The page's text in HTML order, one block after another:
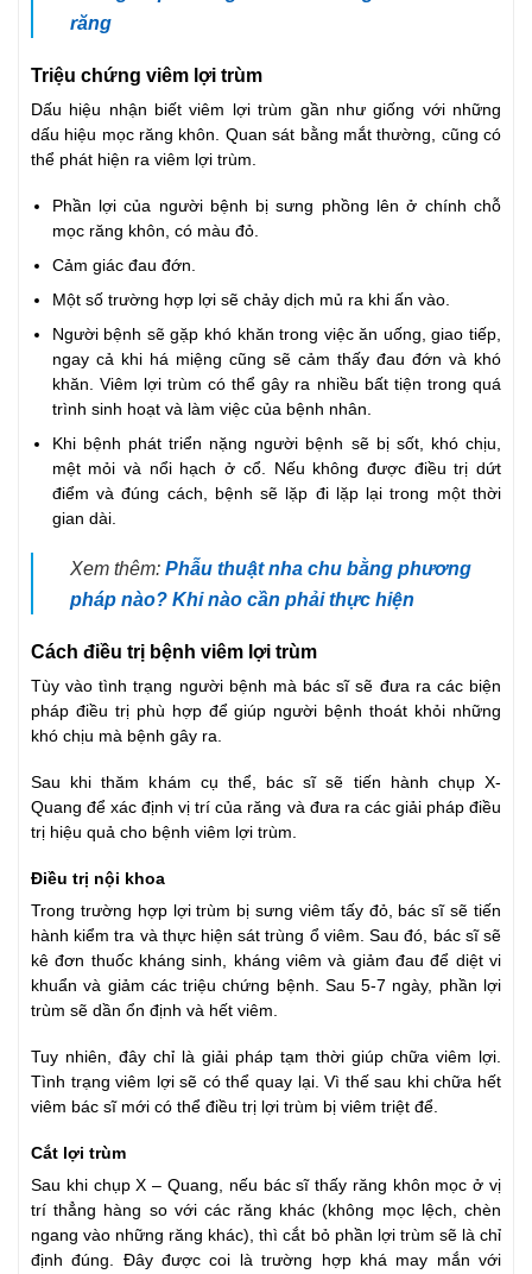
răng
Triệu chứng viêm lợi trùm
Dấu hiệu nhận biết viêm lợi trùm gần như giống với những
dấu hiệu mọc răng khôn. Quan sát bằng mắt thường, cũng có
thể phát hiện ra viêm lợi trùm.
Phần lợi của người bệnh bị sưng phồng lên ở chính chỗ
mọc răng khôn, có màu đỏ.
Cảm giác đau đớn.
Một số trường hợp lợi sẽ chảy dịch mủ ra khi ấn vào.
Người bệnh sẽ gặp khó khăn trong việc ăn uống, giao tiếp,
ngay cả khi há miệng cũng sẽ cảm thấy đau đớn và khó
khăn. Viêm lợi trùm có thể gây ra nhiều bất tiện trong quá
trình sinh hoạt và làm việc của bệnh nhân.
Khi bệnh phát triển nặng người bệnh sẽ bị sốt, khó chịu,
mệt mỏi và nổi hạch ở cổ. Nếu không được điều trị dứt
điểm và đúng cách, bệnh sẽ lặp đi lặp lại trong một thời
gian dài.
Xem thêm: Phẫu thuật nha chu bằng phương
pháp nào? Khi nào cần phải thực hiện
Cách điều trị bệnh viêm lợi trùm
Tùy vào tình trạng người bệnh mà bác sĩ sẽ đưa ra các biện
pháp điều trị phù hợp để giúp người bệnh thoát khỏi những
khó chịu mà bệnh gây ra.
Sau khi thăm khám cụ thể, bác sĩ sẽ tiến hành chụp X-
Quang để xác định vị trí của răng và đưa ra các giải pháp điều
trị hiệu quả cho bệnh viêm lợi trùm.
Điều trị nội khoa
Trong trường hợp lợi trùm bị sưng viêm tấy đỏ, bác sĩ sẽ tiến
hành kiểm tra và thực hiện sát trùng ổ viêm. Sau đó, bác sĩ sẽ
kê đơn thuốc kháng sinh, kháng viêm và giảm đau để diệt vi
khuẩn và giảm các triệu chứng bệnh. Sau 5-7 ngày, phần lợi
trùm sẽ dần ổn định và hết viêm.
Tuy nhiên, đây chỉ là giải pháp tạm thời giúp chữa viêm lợi.
Tình trạng viêm lợi sẽ có thể quay lại. Vì thế sau khi chữa hết
viêm bác sĩ mới có thể điều trị lợi trùm bị viêm triệt để.
Cắt lợi trùm
Sau khi chụp X – Quang, nếu bác sĩ thấy răng khôn mọc ở vị
trí thẳng hàng so với các răng khác (không mọc lệch, chèn
ngang vào những răng khác), thì cắt bỏ phần lợi trùm sẽ là chỉ
định đúng. Đây được coi là trường hợp khá may mắn với